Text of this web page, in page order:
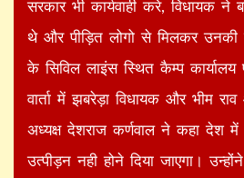
सरकार भी कार्यवाही करे, विधायक ने
थे और पीड़ित लोगो से मिलकर
के सिविल लाइंस स्थित कैम्प
वार्ता में झबरेड़ा विधायक और भीम
अध्यक्ष देशराज कर्णवाल ने कहा देश
उत्पीड़न नही होने दिया जाएगा।